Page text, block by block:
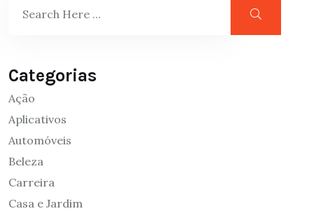
Categorias
Ação
Aplicativos
Automóveis
Beleza
Carreira
Casa e Jardim